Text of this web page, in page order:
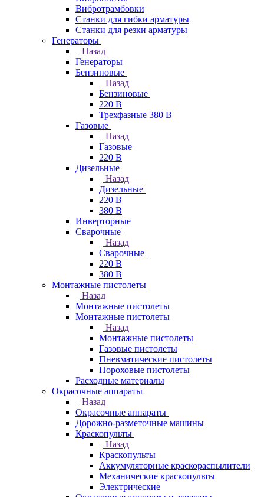
Вибротрамбовки
Станки для гибки арматуры
Станки для резки арматуры
Генераторы
Назад
Генераторы
Бензиновые
Назад
Бензиновые
220 В
Трехфазные 380 В
Газовые
Назад
Газовые
220 В
Дизельные
Назад
Дизельные
220 В
380 В
Инверторные
Сварочные
Назад
Сварочные
220 В
380 В
Монтажные пистолеты
Назад
Монтажные пистолеты
Монтажные пистолеты
Назад
Монтажные пистолеты
Газовые пистолеты
Пневматические пистолеты
Пороховые пистолеты
Расходные материалы
Окрасочные аппараты
Назад
Окрасочные аппараты
Дорожно-разметочные машины
Краскопульты
Назад
Краскопульты
Аккумуляторные краскораспылители
Механические краскопульты
Электрические